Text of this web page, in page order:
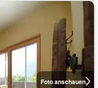
Foto anschauen